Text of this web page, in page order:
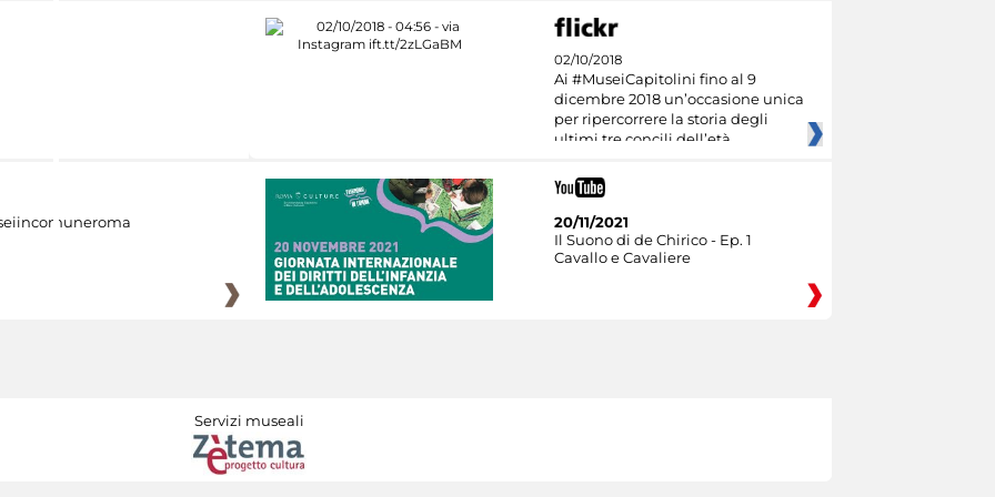
02/10/2018
Ai #MuseiCapitolini fino al 9
dicembre 2018 un’occasione unica
per ripercorrere la storia degli
ultimi tre concili dell’età
20/11/2021
Il Suono di de Chirico - Ep. 1
Cavallo e Cavaliere
Servizi museali